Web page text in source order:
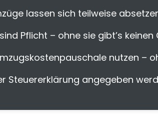
lassen sich teilweise
Pflicht – ohne sie gibt’s keinen
nutzen –
Steuererklärung angegeben